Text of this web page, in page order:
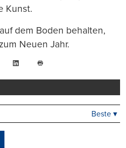
Kunst.
dem Boden behalten,
Neuen Jahr.
LinkedIn
drucken
Beste ▾